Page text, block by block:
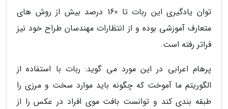
توان یادگیری این ربات تا 160 درصد بیش از روش های
متعارف آموزشی بوده و از انتظارات مهندسان طراح خود نیز
فراتر رفته است.
پرهام اعرابی در این مورد می گوید: ربات با استفاده از
الگوریتم ما آموخت که چگونه باید موارد سخت و مرزی را
طبقه بندی کند و توانست بافت موی افراد در عکس را از